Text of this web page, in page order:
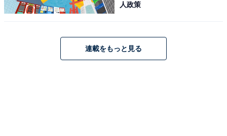
人政策
連載をもっと見る